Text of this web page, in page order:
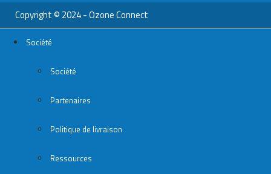
Copyright © 2024 - Ozone Connect
Société
Société
Partenaires
Politique de livraison
Ressources